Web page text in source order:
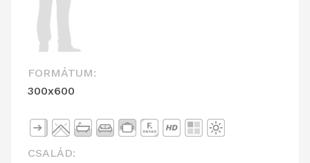
FORMÁTUM:
300x600
CSALÁD: